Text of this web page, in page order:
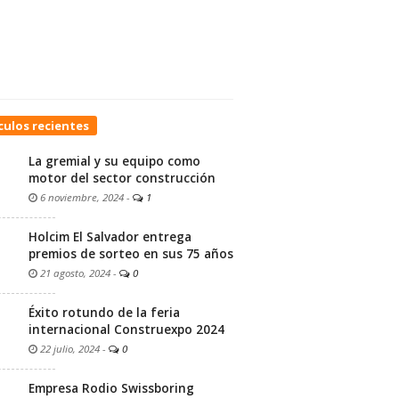
recientes
La gremial y su equipo como
motor del sector construcción
6 noviembre, 2024 - 1
Holcim El Salvador entrega
premios de sorteo en sus 75 años
21 agosto, 2024 - 0
Éxito rotundo de la feria
internacional Construexpo 2024
22 julio, 2024 - 0
Empresa Rodio Swissboring